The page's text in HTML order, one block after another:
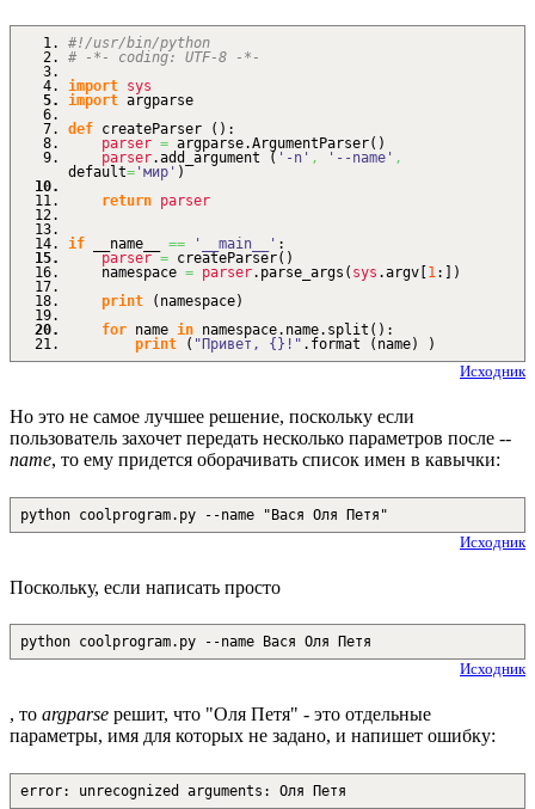
#!/usr/bin/python
# -*- coding: UTF-8 -*-
import sys
import argparse
def createParser ( ) :
parser = argparse.ArgumentParser( )
parser.add_argument ( '-n' , '--name' ,
default= 'мир' )
return parser
if __name__ == '__main__' :
parser = createParser( )
namespace = parser. parse_args ( sys .argv 1:
)
print
( namespace)
for name in namespace. name. split ( ) :
print
( "Привет, {}!" . format ( name) )
Исходник
Но это не самое лучшее решение, поскольку если
пользователь захочет передать несколько параметров после --
name, то ему придется оборачивать список имен в кавычки:
python coolprogram.py --name "Вася Оля Петя"
Исходник
Поскольку, если написать просто
python coolprogram.py --name Вася Оля Петя
Исходник
, то argparse решит, что "Оля Петя" - это отдельные
параметры, имя для которых не задано, и напишет ошибку:
error: unrecognized arguments: Оля Петя